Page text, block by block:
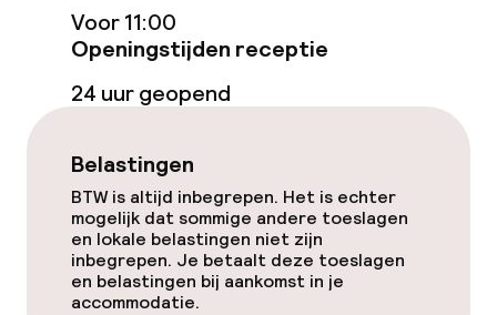
Restaurant
Eet- en drinkdiensten
Roomservice
Faciliteiten en diensten voor kinderen
Voor 11:00
Openingstijden receptie
24 uur geopend
Belastingen
BTW is altijd inbegrepen. Het is echter
mogelijk dat sommige andere toeslagen
en lokale belastingen niet zijn
inbegrepen. Je betaalt deze toeslagen
en belastingen bij aankomst in je
accommodatie.